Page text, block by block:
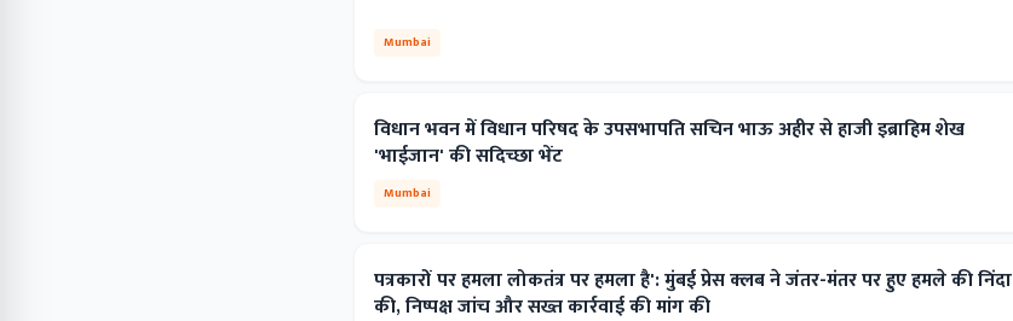
Mumbai
विधान भवन में विधान परिषद के उपसभापति सचिन भाऊ अहीर से हाजी इब्राहिम शेख
'भाईजान' की सदिच्छा भेंट
Mumbai
पत्रकारों पर हमला लोकतंत्र पर हमला है': मुंबई प्रेस क्लब ने जंतर-मंतर पर हुए हमले की निंदा
की, निष्पक्ष जांच और सख्त कार्रवाई की मांग की